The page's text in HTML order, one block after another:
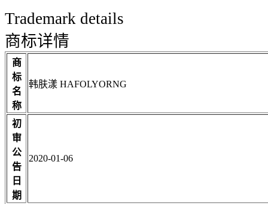
Trademark details
商标详情
商
标
名
称
韩肤漾 HAFOLYORNG
初
审
公
告
日
期
2020-01-06